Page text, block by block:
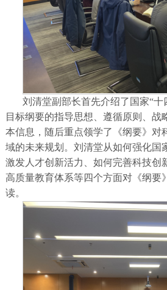
刘清堂副部长首先介绍了国家“十
目标纲要的指导思想、遵循原则、战
本信息，随后重点领学了《纲要》对
域的未来规划。刘清堂从如何强化国
激发人才创新活力、如何完善科技创
高质量教育体系等四个方面对《纲要
读。